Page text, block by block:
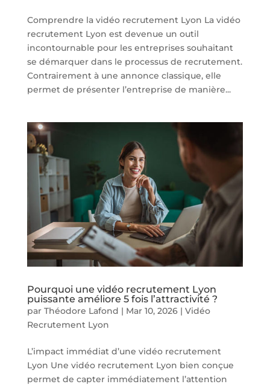
Comprendre la vidéo recrutement Lyon La vidéo
recrutement Lyon est devenue un outil
incontournable pour les entreprises souhaitant
se démarquer dans le processus de recrutement.
Contrairement à une annonce classique, elle
permet de présenter l’entreprise de manière...
Pourquoi une vidéo recrutement Lyon
puissante améliore 5 fois l’attractivité ?
par Théodore Lafond | Mar 10, 2026| Vidéo
Recrutement Lyon
L’impact immédiat d’une vidéo recrutement
Lyon Une vidéo recrutement Lyon bien conçue
permet de capter immédiatement l’attention